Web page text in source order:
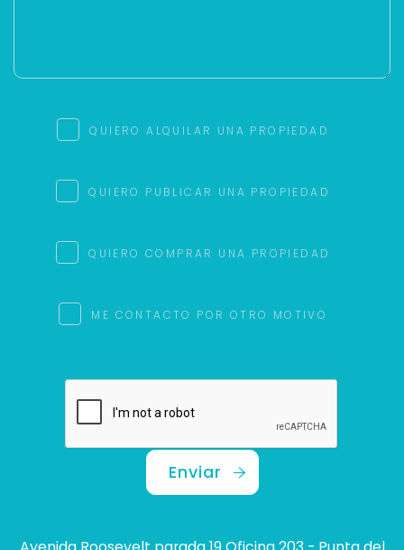
QUIERO ALQUILAR UNA PROPIEDAD
QUIERO PUBLICAR UNA PROPIEDAD
QUIERO COMPRAR UNA PROPIEDAD
ME CONTACTO POR OTRO MOTIVO
Enviar